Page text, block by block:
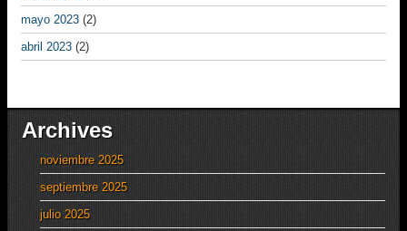
mayo 2023 (2)
abril 2023 (2)
Archives
noviembre 2025
septiembre 2025
julio 2025